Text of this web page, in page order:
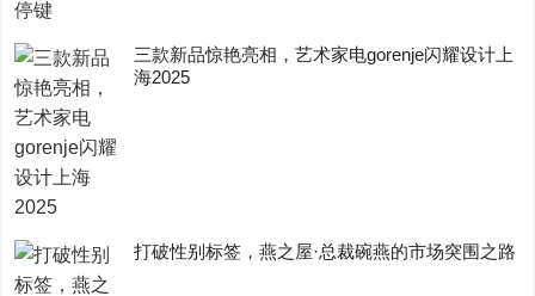
三款新品惊艳亮相，艺术家电gorenje闪耀设计上
海2025
打破性别标签，燕之屋·总裁碗燕的市场突围之路